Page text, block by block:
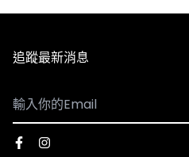
3. 全館商品皆享有七天無條件
- 國際配送
1. 可配送國家：香港、澳門
2. 使用順豐速運執行配送服務
追蹤最新消息